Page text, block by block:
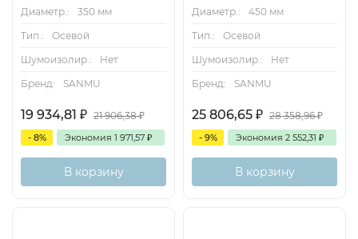
Диаметр.:
350 мм
Тип.:
Осевой
Шумоизолир.:
Нет
Бренд:
SANMU
19 934,81 ₽ 21 906,38₽
- 8% Экономия 1 971,57 ₽
В корзину
Диаметр.:
450 мм
Тип.:
Осевой
Шумоизолир.:
Нет
Бренд:
SANMU
25 806,65 ₽ 28 358,96₽
- 9% Экономия 2 552,31 ₽
В корзину